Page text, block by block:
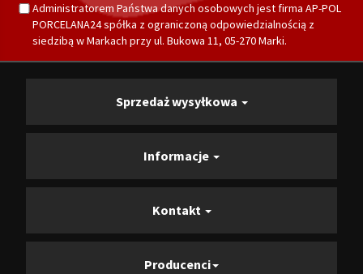
Administratorem Państwa danych osobowych jest firma AP-POL
PORCELANA24 spółka z ograniczoną odpowiedzialnością z
siedzibą w Markach przy ul. Bukowa 11, 05-270 Marki.
Sprzedaż wysyłkowa
Informacje
Kontakt
Producenci